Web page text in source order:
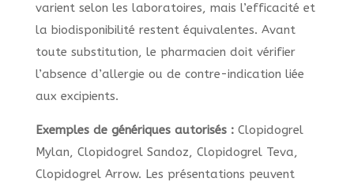
varient selon les laboratoires, mais l’efficacité et
la biodisponibilité restent équivalentes. Avant
toute substitution, le pharmacien doit vérifier
l’absence d’allergie ou de contre-indication liée
aux excipients.
Exemples de génériques autorisés :Clopidogrel
Mylan, Clopidogrel Sandoz, Clopidogrel Teva,
Clopidogrel Arrow. Les présentations peuvent